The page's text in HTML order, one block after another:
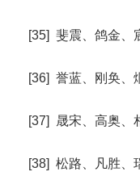
[35] 斐震、鸽金、
[36] 誉蓝、刚奂、
[37] 晟宋、高奥、
[38] 松路、凡胜、